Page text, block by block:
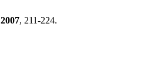
2007, 211-224.